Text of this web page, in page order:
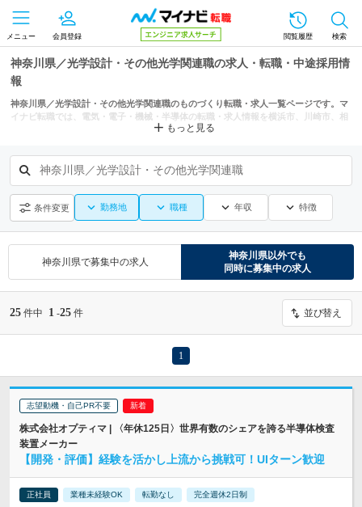
メニュー 会員登録 閲覧履歴 検索
神奈川県／光学設計・その他光学関連職の求人・転職・中途採用情
報
神奈川県／光学設計・その他光学関連職のものづくり転職・求人一覧ページです。マ
イナビ転職では、電気・電子・機械・半導体の転職・求人情報を横浜市、川崎市、相
もっと見る
神奈川県／光学設計・その他光学関連職
条件変更 勤務地 職種 年収 特徴
神奈川県で募集中の求人
神奈川県以外でも
同時に募集中の求人
25 件中 1 -25 件 並び替え
1
志望動機・自己PR不要
株式会社オプティマ | 〈年休125日〉世界有数のシェアを誇る半導体検査
装置メーカー
【開発・評価】経験を活かし上流から挑戦可！UIターン歓迎
正社員 業種未経験OK 転勤なし 完全週休2日制